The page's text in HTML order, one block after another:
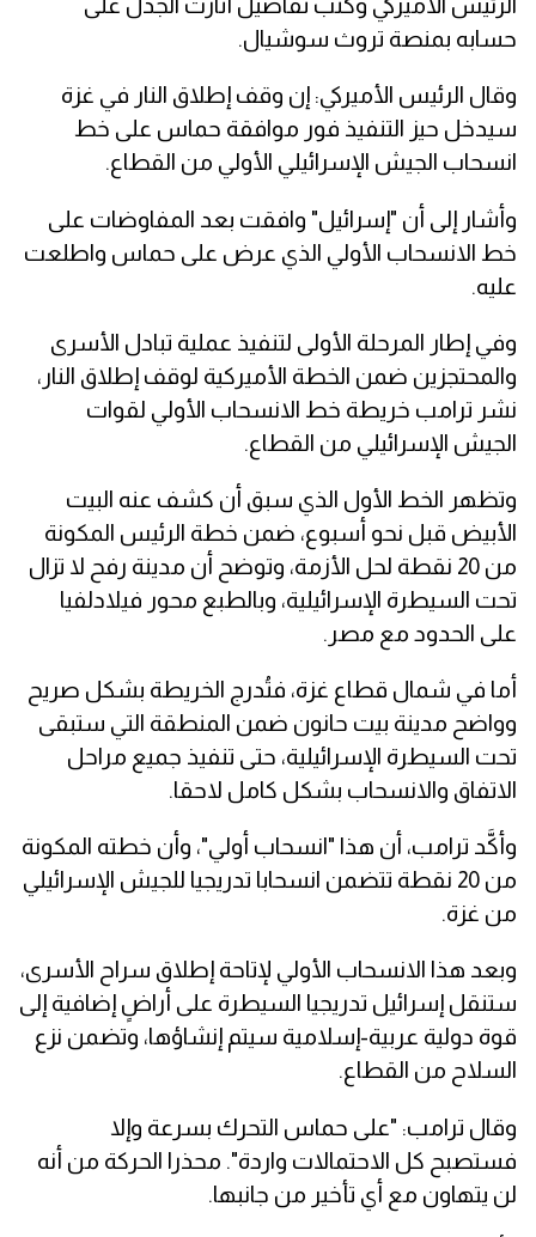
الرئيس الأميركي وكتب تفاصيل أثارت الجدل على
حسابه بمنصة تروث سوشيال.
وقال الرئيس الأميركي: إن وقف إطلاق النار في غزة
سيدخل حيز التنفيذ فور موافقة حماس على خط
انسحاب الجيش الإسرائيلي الأولي من القطاع.
وأشار إلى أن "إسرائيل" وافقت بعد المفاوضات على
خط الانسحاب الأولي الذي عرض على حماس واطلعت
عليه.
وفي إطار المرحلة الأولى لتنفيذ عملية تبادل الأسرى
والمحتجزين ضمن الخطة الأميركية لوقف إطلاق النار،
نشر ترامب خريطة خط الانسحاب الأولي لقوات
الجيش الإسرائيلي من القطاع.
وتظهر الخط الأول الذي سبق أن كشف عنه البيت
الأبيض قبل نحو أسبوع، ضمن خطة الرئيس المكونة
من 20 نقطة لحل الأزمة، وتوضح أن مدينة رفح لا تزال
تحت السيطرة الإسرائيلية، وبالطبع محور فيلادلفيا
على الحدود مع مصر.
أما في شمال قطاع غزة، فتُدرج الخريطة بشكل صريح
وواضح مدينة بيت حانون ضمن المنطقة التي ستبقى
تحت السيطرة الإسرائيلية، حتى تنفيذ جميع مراحل
الاتفاق والانسحاب بشكل كامل لاحقا.
وأكَّد ترامب، أن هذا "انسحاب أولي"، وأن خطته المكونة
من 20 نقطة تتضمن انسحابا تدريجيا للجيش الإسرائيلي
من غزة.
وبعد هذا الانسحاب الأولي لإتاحة إطلاق سراح الأسرى،
ستنقل إسرائيل تدريجيا السيطرة على أراضٍ إضافية إلى
قوة دولية عربية-إسلامية سيتم إنشاؤها، وتضمن نزع
السلاح من القطاع.
وقال ترامب: "على حماس التحرك بسرعة وإلا
فستصبح كل الاحتمالات واردة". محذرا الحركة من أنه
لن يتهاون مع أي تأخير من جانبها.